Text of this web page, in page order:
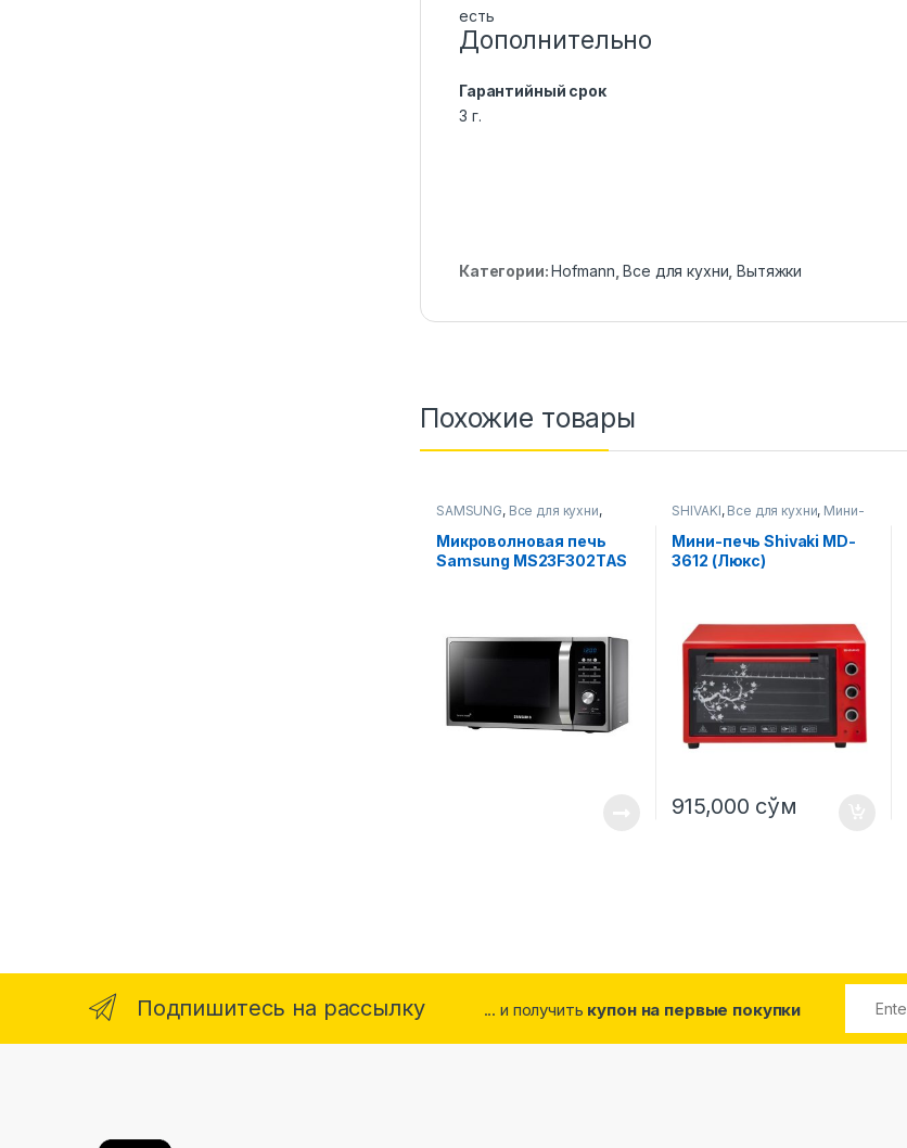
есть
Дополнительно
Гарантийный срок
3 г.
Категории:Hofmann ,Все для кухни ,Вытяжки
Похожие товары
SAMSUNG, Все для кухни,
Микроволновые печи
Микроволновая печь
Samsung MS23F302TAS
SHIVAKI, Все для кухни, Мини-
Мини-печь Shivaki MD-
3612 (Люкс)
915,000 сўм
Подпишитесь на рассылку ... и получить купон на первые покупки